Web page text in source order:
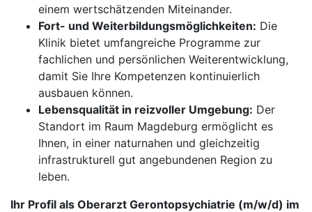
einem wertschätzenden Miteinander.
Fort- und Weiterbildungsmöglichkeiten: Die
Klinik bietet umfangreiche Programme zur
fachlichen und persönlichen Weiterentwicklung,
damit Sie Ihre Kompetenzen kontinuierlich
ausbauen können.
Lebensqualität in reizvoller Umgebung: Der
Standort im Raum Magdeburg ermöglicht es
Ihnen, in einer naturnahen und gleichzeitig
infrastrukturell gut angebundenen Region zu
leben.
Ihr Profil als Oberarzt Gerontopsychiatrie (m/w/d) im